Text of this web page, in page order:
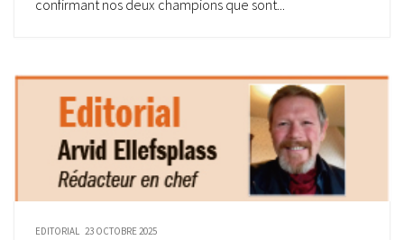
confirmant nos deux champions que sont...
EDITORIAL 23 OCTOBRE 2025